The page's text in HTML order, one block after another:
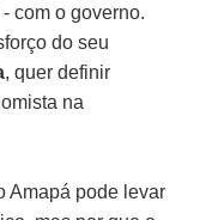
com o governo.
do seu
, quer definir
na
Amapá pode levar